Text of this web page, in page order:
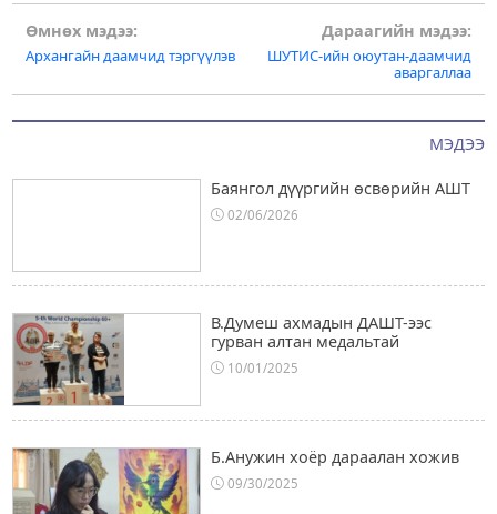
МЭДЭЭ
Баянгол дүүргийн өсвөрийн АШТ
02/06/2026
В.Думеш ахмадын ДАШТ-ээс
гурван алтан медальтай
10/01/2025
Б.Анужин хоёр дараалан хожив
09/30/2025
Post
navigation
Өмнөх мэдээ:
Архангайн даамчид тэргүүлэв
Дараагийн мэдээ:
ШУТИС-ийн оюутан-даамчид
аваргаллаа